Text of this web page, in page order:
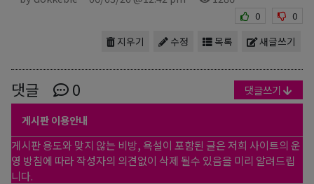
0 0
새글쓰기
목록
수정
지우기
댓글 0 댓글쓰기
게시판 이용안내
게시판 용도와 맞지 않는 비방, 욕설이 포함된 글은 저희 사이트의 운
영 방침에 따라 작성자의 의견없이 삭제 될수 있음을 미리 알려드립
니다.